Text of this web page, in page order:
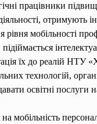
працівники
рівня мобільності
їх до реалій
технологій,
освітні
на мобільність